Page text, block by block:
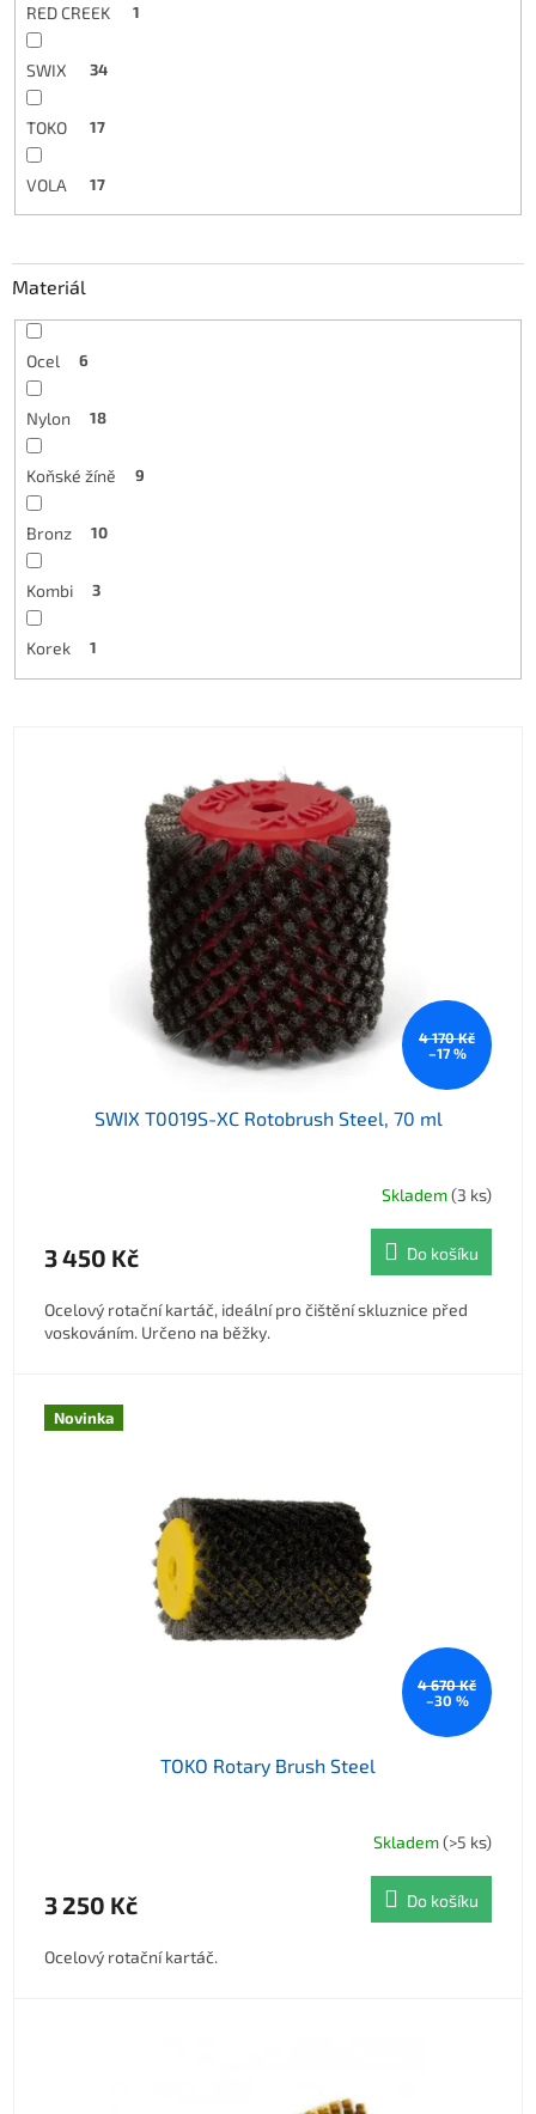
RED CREEK 1
SWIX 34
TOKO 17
VOLA 17
Materiál
Ocel 6
Nylon 18
Koňské žíně 9
Bronz 10
Kombi 3
Korek 1
4 170 Kč
–17 %
SWIX T0019S-XC Rotobrush Steel, 70 ml
Skladem(3 ks)
3 450 Kč Do košíku
Ocelový rotační kartáč, ideální pro čištění skluznice před
voskováním. Určeno na běžky.
Novinka
4 670 Kč
–30 %
TOKO Rotary Brush Steel
Skladem(>5 ks)
3 250 Kč Do košíku
Ocelový rotační kartáč.